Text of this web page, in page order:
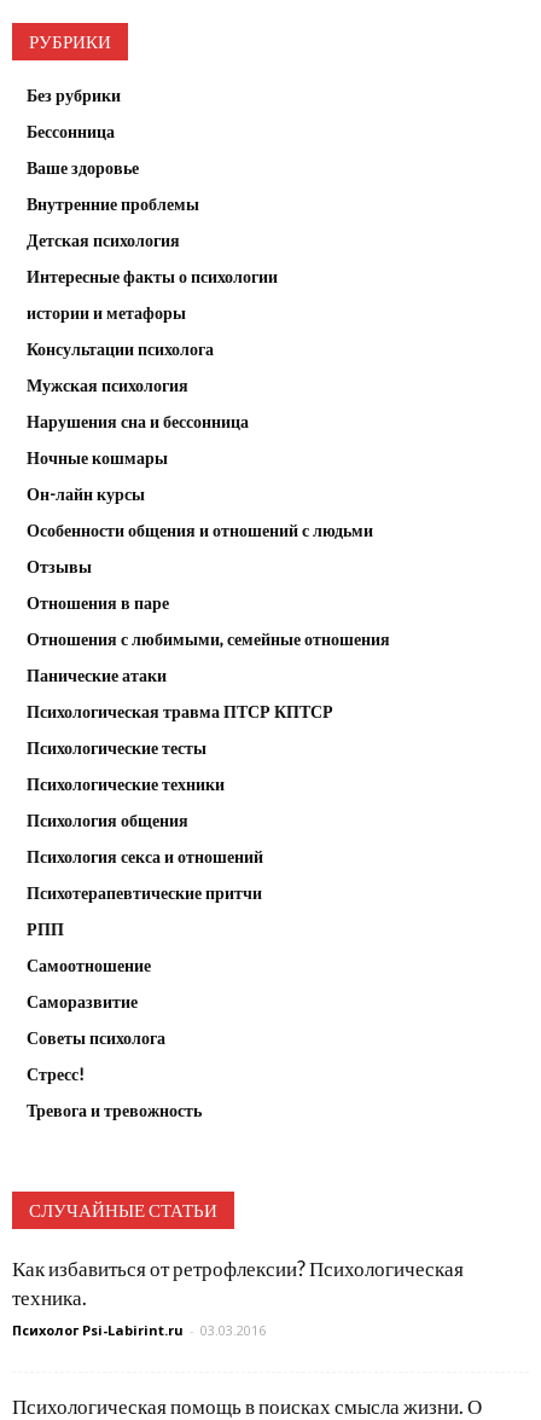
РУБРИКИ
Без рубрики
Бессонница
Ваше здоровье
Внутренние проблемы
Детская психология
Интересные факты о психологии
истории и метафоры
Консультации психолога
Мужская психология
Нарушения сна и бессонница
Ночные кошмары
Он-лайн курсы
Особенности общения и отношений с людьми
Отзывы
Отношения в паре
Отношения с любимыми, семейные отношения
Панические атаки
Психологическая травма ПТСР КПТСР
Психологические тесты
Психологические техники
Психология общения
Психология секса и отношений
Психотерапевтические притчи
РПП
Самоотношение
Саморазвитие
Советы психолога
Стресс!
Тревога и тревожность
СЛУЧАЙНЫЕ СТАТЬИ
Как избавиться от ретрофлексии? Психологическая
техника.
Психолог Psi-Labirint.ru - 03.03.2016
Психологическая помощь в поисках смысла жизни. О